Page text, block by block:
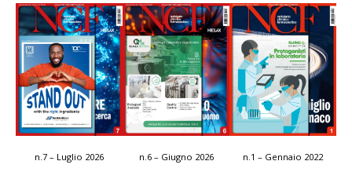
n.7 – Luglio 2026 n.6 – Giugno 2026 n.1 – Gennaio 2022